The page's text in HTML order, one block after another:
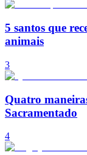
5 santos que
animais
3
Quatro
Sacramentado
4